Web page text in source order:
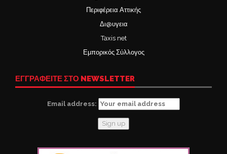
Περιφέρεια Αττικής
Δι@υγεια
Taxis net
Εμπορικός Σύλλογος
ΕΓΓΡΑΦΕΙΤΕ ΣΤΟ NEWSLETTER
Email address: